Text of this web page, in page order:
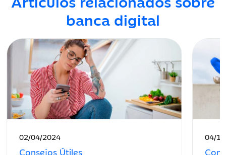
banca digital
Fecha
02/04/2024
Consejos Útiles
Fecha
04/